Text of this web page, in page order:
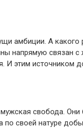
амбиции. А какого
напрямую связан
И этим источником
свобода. Они
по своей натуре